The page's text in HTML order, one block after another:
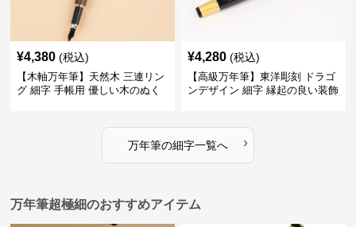
¥4,380 (税込)
【木軸万年筆】天然木 三連リン
グ 細字 手帳用 優しい木のぬく
¥4,280 (税込)
【高級万年筆】東洋彫刻 ドラゴ
ンデザイン 細字 縁起の良い装飾
万年筆の細字一覧へ ›
万年筆超極細のおすすめアイテム